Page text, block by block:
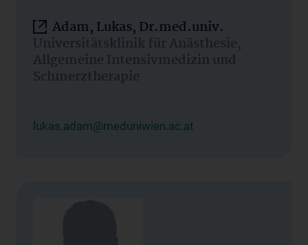
Adam, Lukas, Dr.med.univ.
Universitätsklinik für Anästhesie,
Allgemeine Intensivmedizin und
Schmerztherapie
lukas.adam@meduniwien.ac.at